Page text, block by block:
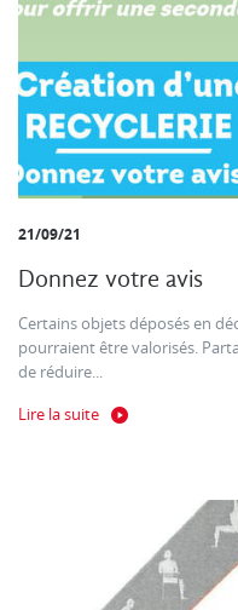
21/09/21
Donnez votre avis
Certains objets déposés en
pourraient être valorisés.
de réduire...
Lire la suite